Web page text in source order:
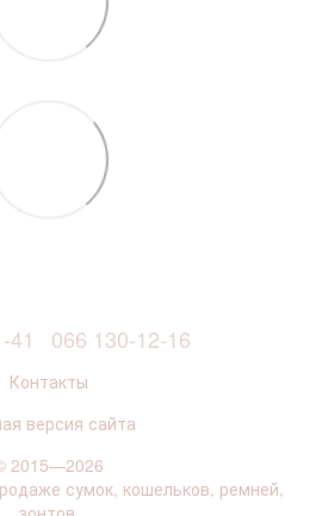
41 066 130-12-16
Контакты
версия сайта
2015—2026
сумок, кошельков, ремней,